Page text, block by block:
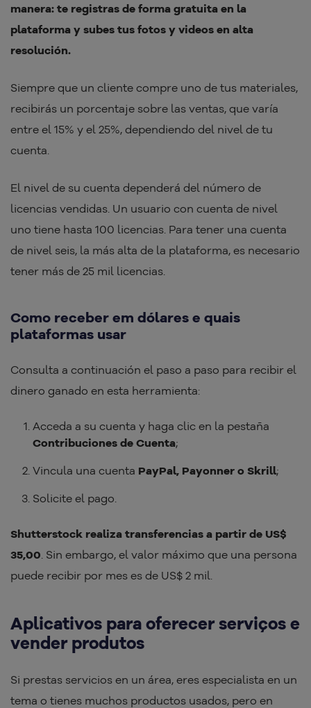
manera: te registras de forma gratuita en la
plataforma y subes tus fotos y videos en alta
resolución.
Siempre que un cliente compre uno de tus materiales,
recibirás un porcentaje sobre las ventas, que varía
entre el 15% y el 25%, dependiendo del nivel de tu
cuenta.
El nivel de su cuenta dependerá del número de
licencias vendidas. Un usuario con cuenta de nivel
uno tiene hasta 100 licencias. Para tener una cuenta
de nivel seis, la más alta de la plataforma, es necesario
tener más de 25 mil licencias.
Como receber em dólares e quais
plataformas usar
Consulta a continuación el paso a paso para recibir el
dinero ganado en esta herramienta:
Acceda a su cuenta y haga clic en la pestaña
Contribuciones de Cuenta;
Vincula una cuenta PayPal, Payonner o Skrill;
Solicite el pago.
Shutterstock realiza transferencias a partir de US$
35,00 . Sin embargo, el valor máximo que una persona
puede recibir por mes es de US$ 2 mil.
Aplicativos para oferecer serviços e
vender produtos
Si prestas servicios en un área, eres especialista en un
tema o tienes muchos productos usados, pero en